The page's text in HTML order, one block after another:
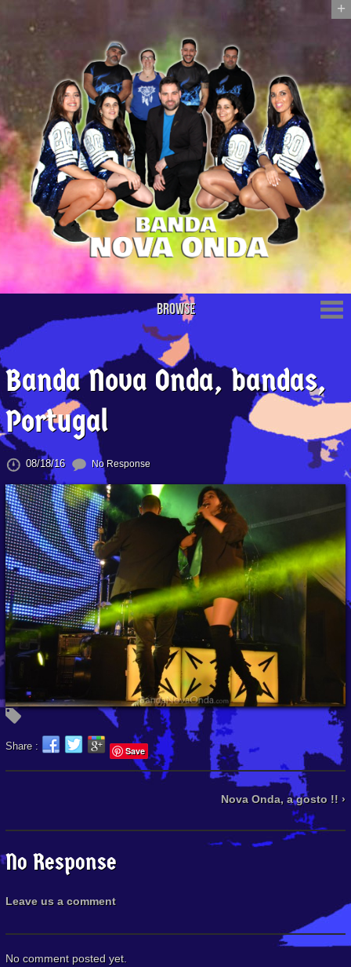
+
Browse
Banda Nova Onda, bandas,
Portugal
08/18/16 No Response
Share : Save
Nova Onda, a gosto !! ›
No Response
Leave us a comment
No comment posted yet.